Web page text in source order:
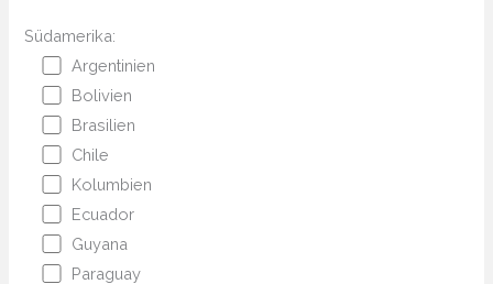
Südamerika:
Argentinien
Bolivien
Brasilien
Chile
Kolumbien
Ecuador
Guyana
Paraguay